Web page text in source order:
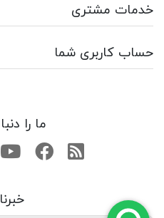
خدمات مشتری
حساب کاربری شما
ما را
RSSفیسبوک